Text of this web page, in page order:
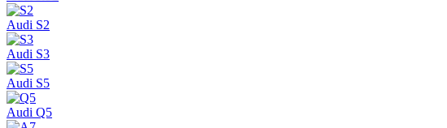
Audi S2
Audi S3
Audi S5
Audi Q5